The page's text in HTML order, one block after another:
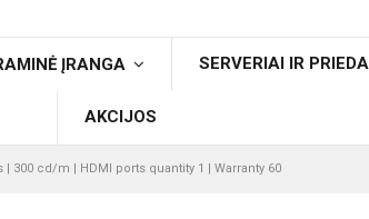
ĮRANGA SERVERIAI IR PRIEDAI
AKCIJOS
| 300 cd/m | HDMI ports quantity 1 | Warranty 60